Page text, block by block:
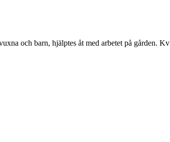
och barn, hjälptes åt med arbetet på gården.